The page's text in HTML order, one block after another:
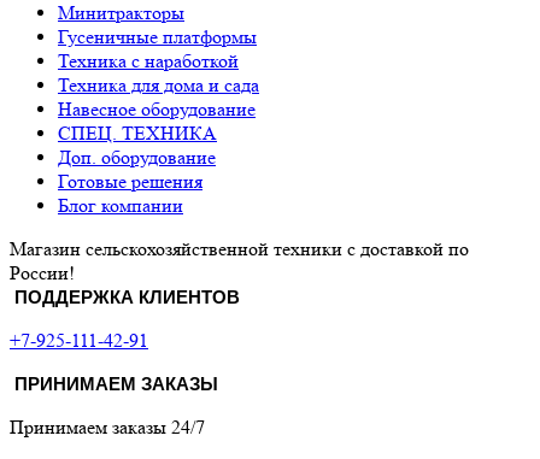
Минитракторы
Гусеничные платформы
Техника с наработкой
Техника для дома и сада
Навесное оборудование
СПЕЦ. ТЕХНИКА
Доп. оборудование
Готовые решения
Блог компании
Магазин сельскохозяйственной техники с доставкой по
России!
ПОДДЕРЖКА КЛИЕНТОВ
+7-925-111-42-91
ПРИНИМАЕМ ЗАКАЗЫ
Принимаем заказы 24/7